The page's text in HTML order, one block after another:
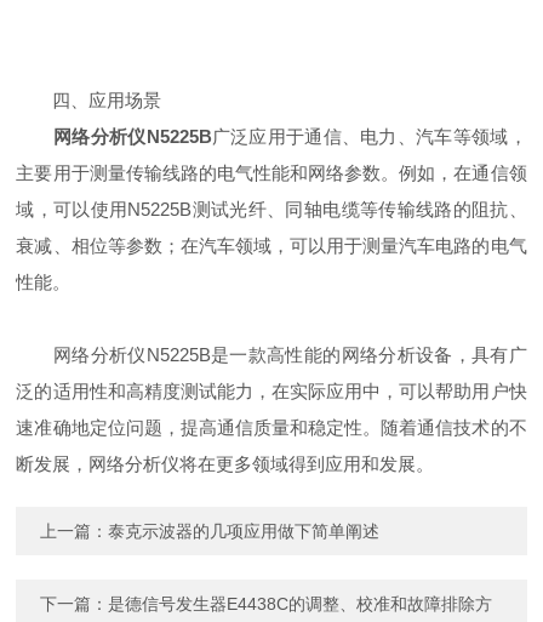
四、应用场景
网络分析仪N5225B广泛应用于通信、电力、汽车等领域，
主要用于测量传输线路的电气性能和网络参数。例如，在通信领
域，可以使用N5225B测试光纤、同轴电缆等传输线路的阻抗、
衰减、相位等参数；在汽车领域，可以用于测量汽车电路的电气
性能。
网络分析仪N5225B是一款高性能的网络分析设备，具有广
泛的适用性和高精度测试能力，在实际应用中，可以帮助用户快
速准确地定位问题，提高通信质量和稳定性。随着通信技术的不
断发展，网络分析仪将在更多领域得到应用和发展。
上一篇：泰克示波器的几项应用做下简单阐述
下一篇：是德信号发生器E4438C的调整、校准和故障排除方